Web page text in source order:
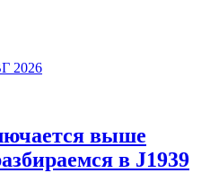
2026
выше
в J1939